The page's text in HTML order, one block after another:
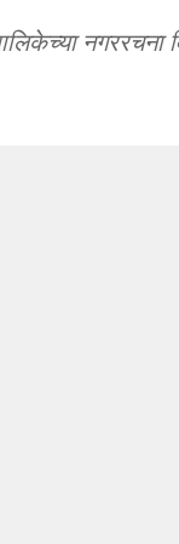
नगररचना